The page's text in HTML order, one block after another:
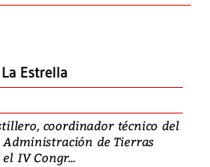
Estrella
coordinador técnico del
de Tierras
IV Congr...